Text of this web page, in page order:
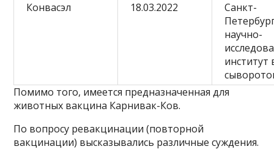
Конвасэл 18.03.2022
Санкт-
научно-
институт
Помимо того, имеется предназначенная для
животных вакцина Карнивак-Ков.
По вопросу ревакцинации (повторной
вакцинации) высказывались различные суждения.